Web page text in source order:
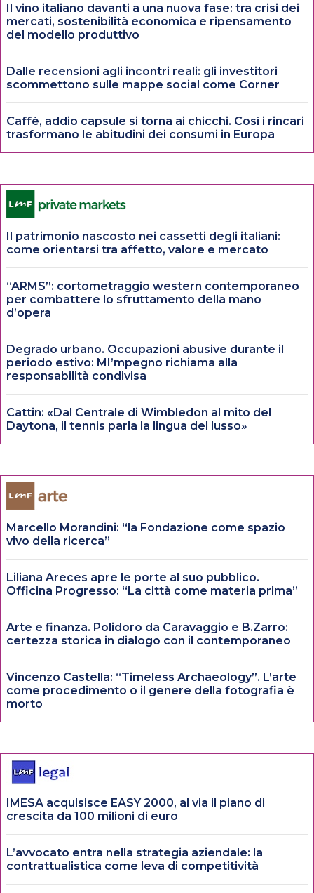
Il vino italiano davanti a una nuova fase: tra crisi dei
mercati, sostenibilità economica e ripensamento
del modello produttivo
Dalle recensioni agli incontri reali: gli investitori
scommettono sulle mappe social come Corner
Caffè, addio capsule si torna ai chicchi. Così i rincari
trasformano le abitudini dei consumi in Europa
Il patrimonio nascosto nei cassetti degli italiani:
come orientarsi tra affetto, valore e mercato
“ARMS”: cortometraggio western contemporaneo
per combattere lo sfruttamento della mano
d’opera
Degrado urbano. Occupazioni abusive durante il
periodo estivo: MI’mpegno richiama alla
responsabilità condivisa
Cattin: «Dal Centrale di Wimbledon al mito del
Daytona, il tennis parla la lingua del lusso»
Marcello Morandini: “la Fondazione come spazio
vivo della ricerca”
Liliana Areces apre le porte al suo pubblico.
Officina Progresso: “La città come materia prima”
Arte e finanza. Polidoro da Caravaggio e B.Zarro:
certezza storica in dialogo con il contemporaneo
Vincenzo Castella: “Timeless Archaeology”. L’arte
come procedimento o il genere della fotografia è
morto
IMESA acquisisce EASY 2000, al via il piano di
crescita da 100 milioni di euro
L’avvocato entra nella strategia aziendale: la
contrattualistica come leva di competitività